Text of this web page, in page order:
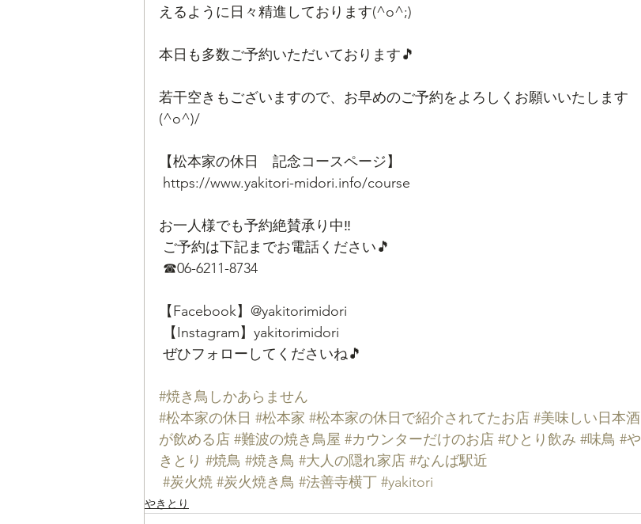
えるように日々精進しております(^o^;)
本日も多数ご予約いただいております🎵
若干空きもございますので、お早めのご予約をよろしくお願いいたします
(^o^)/
【松本家の休日　記念コースページ】
https://www.yakitori-midori.info/course
お一人様でも予約絶賛承り中‼
ご予約は下記までお電話ください🎵
☎06-6211-8734
【Facebook】@yakitorimidori
【Instagram】yakitorimidori
ぜひフォローしてくださいね🎵
#焼き鳥しかあらません
#松本家の休日 #松本家 #松本家の休日で紹介されてたお店 #美味しい日本酒
が飲める店 #難波の焼き鳥屋 #カウンターだけのお店 #ひとり飲み #味鳥 #や
きとり #焼鳥 #焼き鳥 #大人の隠れ家店 #なんば駅近
#炭火焼 #炭火焼き鳥 #法善寺横丁 #yakitori
やきとり